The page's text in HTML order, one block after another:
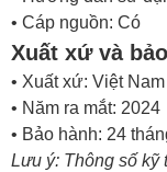
• Cáp nguồn: Có
Xuất xứ và
• Xuất xứ: Việt Nam
• Năm ra mắt: 2024
• Bảo hành: 24
Lưu ý: Thông số kỹ